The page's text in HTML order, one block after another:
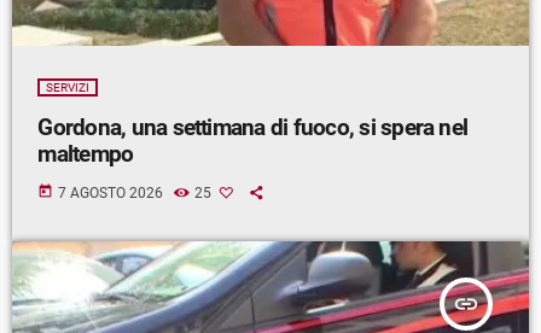
SERVIZI
Gordona, una settimana di fuoco, si spera nel
maltempo
today 7 AGOSTO 2026 25
insert_link